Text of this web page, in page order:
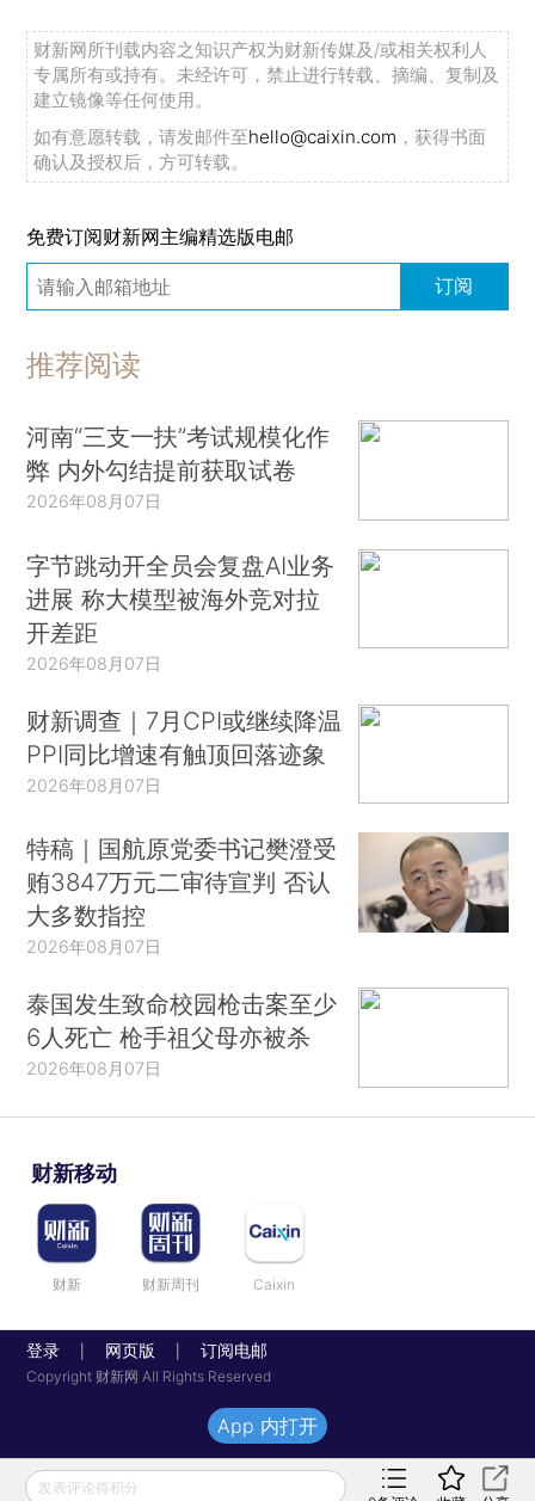
财新网所刊载内容之知识产权为财新传媒及/或相关权利人
专属所有或持有。未经许可，禁止进行转载、摘编、复制及
建立镜像等任何使用。
如有意愿转载，请发邮件至hello@caixin.com ，获得书面
确认及授权后，方可转载。
免费订阅财新网主编精选版电邮
订阅
推荐阅读
河南“三支一扶”考试规模化作
弊 内外勾结提前获取试卷
2026年08月07日
字节跳动开全员会复盘AI业务
进展 称大模型被海外竞对拉
开差距
2026年08月07日
财新调查｜7月CPI或继续降温
PPI同比增速有触顶回落迹象
2026年08月07日
特稿｜国航原党委书记樊澄受
贿3847万元二审待宣判 否认
大多数指控
2026年08月07日
泰国发生致命校园枪击案至少
6人死亡 枪手祖父母亦被杀
2026年08月07日
财新移动
财新 财新周刊 Caixin
登录 网页版 订阅电邮
Copyright 财新网 All Rights Reserved
发表评论得积分
App 内打开